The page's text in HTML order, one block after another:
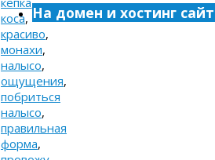
коса,
красиво,
монахи,
налысо,
ощущения,
побриться
налысо,
правильная
форма,
На домен и хостинг